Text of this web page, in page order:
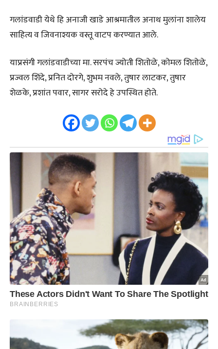
गलांडवाडी येथे हि अनाजी खाडे आश्रमातील अनाथ मुलांना शालेय
साहित्य व जिवनाश्यक वस्तू वाटप करण्यात आले.
याप्रसंगी गलांडवाडीच्या मा. सरपंच ज्योती शितोळे, कोमल शितोळे,
प्रज्वल शिंदे, प्रनित दोरगे, शुभम नवले, तुषार लाटकर, तुषार
शेळके, प्रशांत पवार, सागर सरोदे हे उपस्थित होते.